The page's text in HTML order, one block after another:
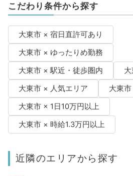
こだわり条件から探す
大東市 × 宿日直許可あり
大東市 × ゆったりめ勤務
大東市 × 駅近・徒歩圏内
大東市 × 人気エリア
大東
大東市 × 1日10万円以上
大東市 × 時給1.3万円以上
近隣のエリアから探す